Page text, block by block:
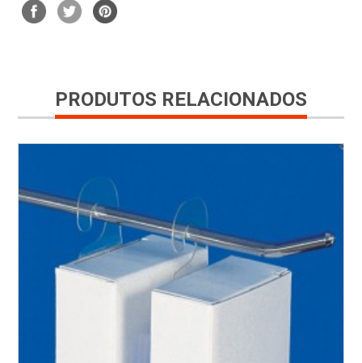
PRODUTOS RELACIONADOS